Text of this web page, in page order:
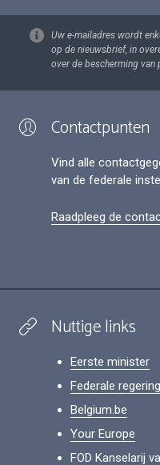
Uw e-mailadres wordt
op de nieuwsbrief, in
over de bescherming van
Contactpunten
Vind alle
van de federale
Raadpleeg de
Nuttige links
Eerste minister
Federale regering
Belgium.be
Your Europe
FOD Kanselarij